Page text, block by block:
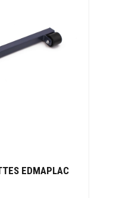
EDMAPLAC